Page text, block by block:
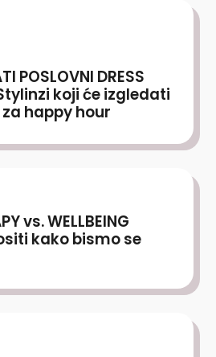
POSLOVNI DRESS
koji će izgledati
happy hour
vs. WELLBEING
kako bismo se